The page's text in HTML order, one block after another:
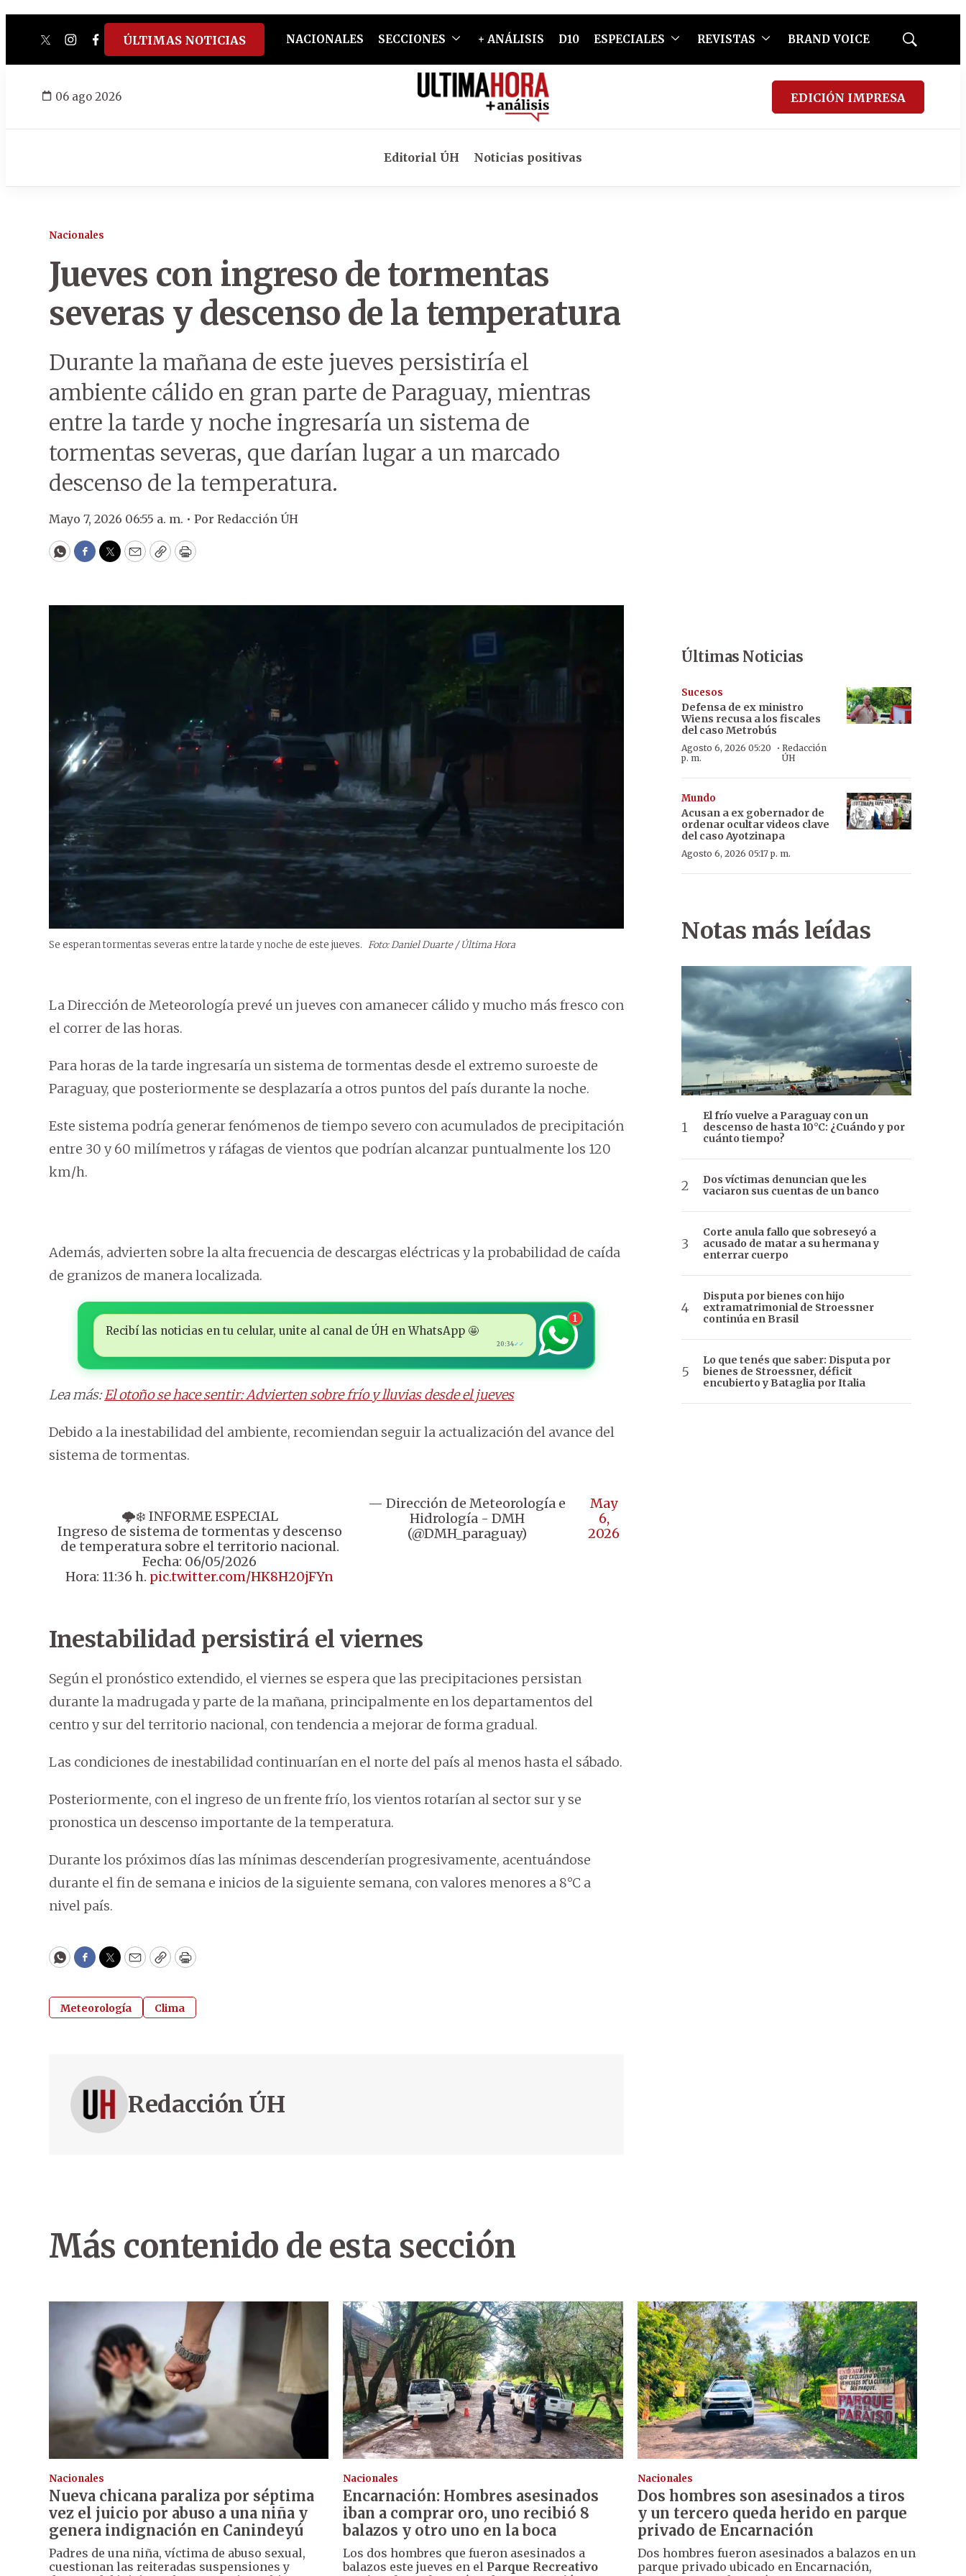
twitterinstagram
facebook
tiktokyoutube
spotify
ÚLTIMAS NOTICIAS NACIONALES SECCIONES + ANÁLISIS D10 ESPECIALES REVISTAS BRAND VOICE
Mostrar
06 ago 2026 EDICIÓN IMPRESA
Editorial ÚH Noticias positivas
Nacionales
Jueves con ingreso de tormentas
severas y descenso de la temperatura
Durante la mañana de este jueves persistiría el
ambiente cálido en gran parte de Paraguay, mientras
entre la tarde y noche ingresaría un sistema de
tormentas severas, que darían lugar a un marcado
descenso de la temperatura.
Mayo 7, 2026 06:55 a. m. • Por Redacción ÚH
WhatsApp
Facebook
Twitter
EmailCopyPrint
Se esperan tormentas severas entre la tarde y noche de este jueves. Foto: Daniel Duarte / Última Hora
La Dirección de Meteorología prevé un jueves con amanecer cálido y mucho más fresco con
el correr de las horas.
Para horas de la tarde ingresaría un sistema de tormentas desde el extremo suroeste de
Paraguay, que posteriormente se desplazaría a otros puntos del país durante la noche.
Este sistema podría generar fenómenos de tiempo severo con acumulados de precipitación
entre 30 y 60 milímetros y ráfagas de vientos que podrían alcanzar puntualmente los 120
km/h.
Además, advierten sobre la alta frecuencia de descargas eléctricas y la probabilidad de caída
de granizos de manera localizada.
Recibí las noticias en tu celular, unite al canal de ÚH en WhatsApp 🤩
20:34✓✓
1
Lea más:El otoño se hace sentir: Advierten sobre frío y lluvias desde el jueves
Debido a la inestabilidad del ambiente, recomiendan seguir la actualización del avance del
sistema de tormentas.
🌩️❄️ INFORME ESPECIAL
Ingreso de sistema de tormentas y descenso
de temperatura sobre el territorio nacional.
Fecha: 06/05/2026
Hora: 11:36 h. pic.twitter.com/HK8H20jFYn
— Dirección de Meteorología e
Hidrología - DMH
(@DMH_paraguay)
May
6,
2026
Inestabilidad persistirá el viernes
Según el pronóstico extendido, el viernes se espera que las precipitaciones persistan
durante la madrugada y parte de la mañana, principalmente en los departamentos del
centro y sur del territorio nacional, con tendencia a mejorar de forma gradual.
Las condiciones de inestabilidad continuarían en el norte del país al menos hasta el sábado.
Posteriormente, con el ingreso de un frente frío, los vientos rotarían al sector sur y se
pronostica un descenso importante de la temperatura.
Durante los próximos días las mínimas descenderían progresivamente, acentuándose
durante el fin de semana e inicios de la siguiente semana, con valores menores a 8°C a
nivel país.
WhatsApp
Facebook
Twitter
EmailCopyPrint
Meteorología Clima
Redacción ÚH
Últimas Noticias
Sucesos
Defensa de ex ministro
Wiens recusa a los fiscales
del caso Metrobús
Agosto 6, 2026 05:20
p. m.
· Redacción
ÚH
Mundo
Acusan a ex gobernador de
ordenar ocultar videos clave
del caso Ayotzinapa
Agosto 6, 2026 05:17 p. m.
Notas más leídas
El frío vuelve a Paraguay con un
descenso de hasta 10°C: ¿Cuándo y por
cuánto tiempo?
Dos víctimas denuncian que les
vaciaron sus cuentas de un banco
Corte anula fallo que sobreseyó a
acusado de matar a su hermana y
enterrar cuerpo
Disputa por bienes con hijo
extramatrimonial de Stroessner
continúa en Brasil
Lo que tenés que saber: Disputa por
bienes de Stroessner, déficit
encubierto y Bataglia por Italia
Más contenido de esta sección
Nacionales
Nueva chicana paraliza por séptima
vez el juicio por abuso a una niña y
genera indignación en Canindeyú
Padres de una niña, víctima de abuso sexual,
cuestionan las reiteradas suspensiones y
Nacionales
Encarnación: Hombres asesinados
iban a comprar oro, uno recibió 8
balazos y otro uno en la boca
Los dos hombres que fueron asesinados a
balazos este jueves en el Parque Recreativo
Nacionales
Dos hombres son asesinados a tiros
y un tercero queda herido en parque
privado de Encarnación
Dos hombres fueron asesinados a balazos en un
parque privado ubicado en Encarnación,